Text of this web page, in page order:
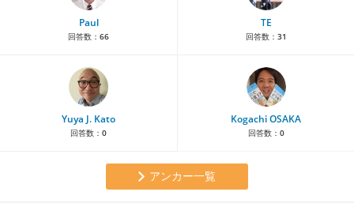
Paul
回答数： 66
TE
回答数： 31
Yuya J. Kato
回答数： 0
Kogachi OSAKA
回答数： 0
アンカー一覧